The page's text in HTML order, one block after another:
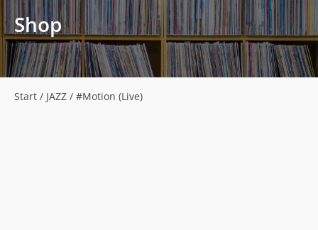
Shop
Start / JAZZ / #Motion (Live)